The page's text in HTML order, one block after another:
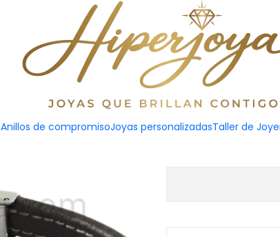
Anillos de compromisoJoyas personalizadasTaller de
Cantidad